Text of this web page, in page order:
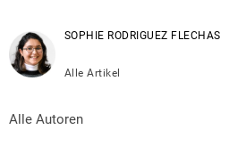
SOPHIE RODRIGUEZ FLECHAS
Alle Artikel
Alle Autoren